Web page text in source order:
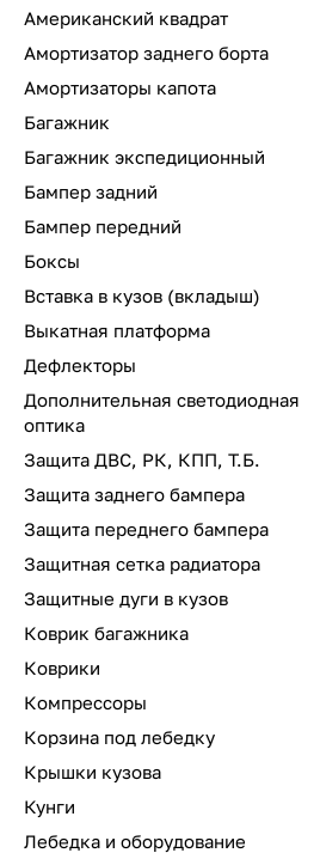
Американский квадрат
Амортизатор заднего борта
Амортизаторы капота
Багажник
Багажник экспедиционный
Бампер задний
Бампер передний
Боксы
Вставка в кузов (вкладыш)
Выкатная платформа
Дефлекторы
Дополнительная светодиодная
оптика
Защита ДВС, РК, КПП, Т.Б.
Защита заднего бампера
Защита переднего бампера
Защитная сетка радиатора
Защитные дуги в кузов
Коврик багажника
Коврики
Компрессоры
Корзина под лебедку
Крышки кузова
Кунги
Лебедка и оборудование